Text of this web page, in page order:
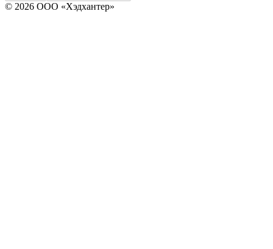
© 2026 ООО «Хэдхантер»